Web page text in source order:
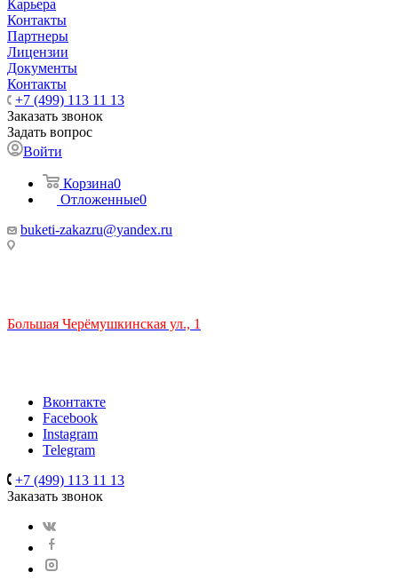
Карьера
Контакты
Партнеры
Лицензии
Документы
Контакты
+7 (499) 113 11 13
Заказать звонок
Задать вопрос
Войти
Корзина0
Отложенные0
buketi-zakazru@yandex.ru
Большая Черёмушкинская ул., 1
Вконтакте
Facebook
Instagram
Telegram
+7 (499) 113 11 13
Заказать звонок